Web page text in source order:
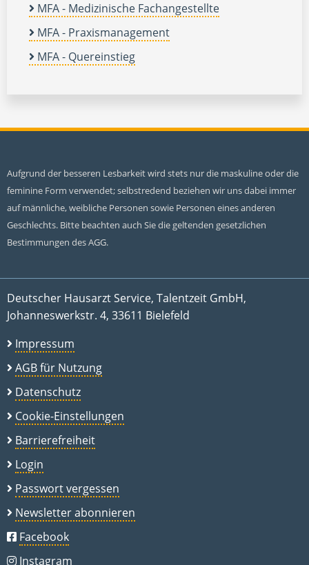
MFA - Medizinische Fachangestellte
MFA - Praxismanagement
MFA - Quereinstieg
Aufgrund der besseren Lesbarkeit wird stets nur die maskuline oder die
feminine Form verwendet; selbstredend beziehen wir uns dabei immer
auf männliche, weibliche Personen sowie Personen eines anderen
Geschlechts. Bitte beachten auch Sie die geltenden gesetzlichen
Bestimmungen des AGG.
Deutscher Hausarzt Service, Talentzeit GmbH,
Johanneswerkstr. 4, 33611 Bielefeld
Impressum
AGB für Nutzung
Datenschutz
Cookie-Einstellungen
Barrierefreiheit
Login
Passwort vergessen
Newsletter abonnieren
Facebook
Instagram